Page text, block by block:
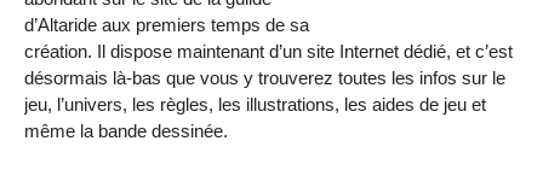
d’Altaride aux premiers temps de sa
création. Il dispose maintenant d’un site Internet dédié, et c’est
désormais là-bas que vous y trouverez toutes les infos sur le
jeu, l’univers, les règles, les illustrations, les aides de jeu et
même la bande dessinée.